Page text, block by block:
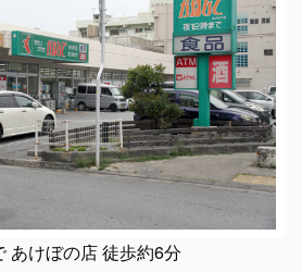
あけぼの店 徒歩約6分